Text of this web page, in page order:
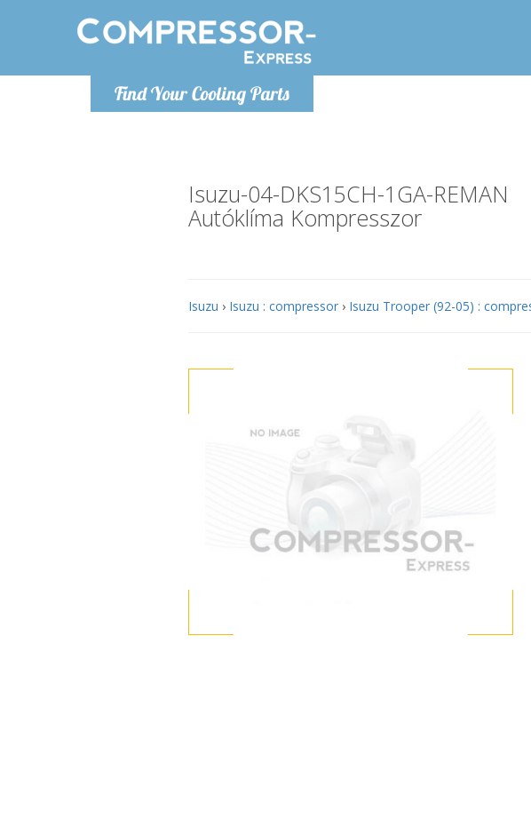
Find Your Cooling Parts
Hétfő-Péntek 9-17
+36303967994
info@compressor-express.hu
Hívjon!
Isuzu-04-DKS15CH-1GA-REMAN
Autóklíma Kompresszor
Isuzu › Isuzu : compressor › Isuzu Trooper (92-05) :